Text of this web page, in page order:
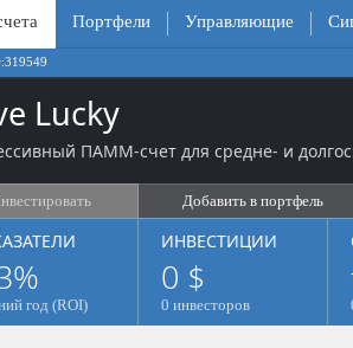
Портфели Управляющие
Lucky
ПАММ-счет для средне- и
Добавить в портфель
год (ROI)
ИНВЕСТИЦИИ
0 $
0 инвесторов